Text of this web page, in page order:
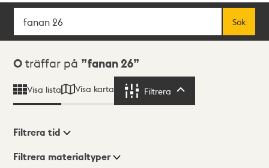
Sök
Sök
Sökresultat
0 träffar på fanan 26
Visa lista Visa karta Filtrera
Visningsläge
Filtrera tid
Filtrera materialtyper